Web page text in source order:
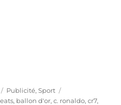
Catégories
Publicité,Sport
, ballon d'or,c. ronaldo,cr7,